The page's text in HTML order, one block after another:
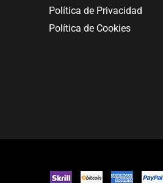
Política de Privacidad
Política de Cookies